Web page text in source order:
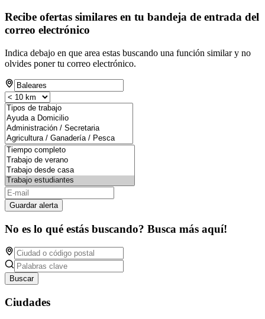
Recibe ofertas similares en tu bandeja de entrada del
correo electrónico
Indica debajo en que area estas buscando una función similar y no
olvides poner tu correo electrónico.
Guardar alerta
No es lo qué estás buscando? Busca más aquí!
Buscar
Ciudades